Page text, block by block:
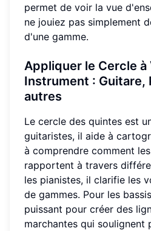
permet de voir la vue
ne jouiez pas simplement
d'une gamme.
Appliquer le Cercle à
Instrument : Guitare,
autres
Le cercle des quintes est
guitaristes, il aide à
à comprendre comment
rapportent à travers
les pianistes, il clarifie les
de gammes. Pour les
puissant pour créer des
marchantes qui soulignent